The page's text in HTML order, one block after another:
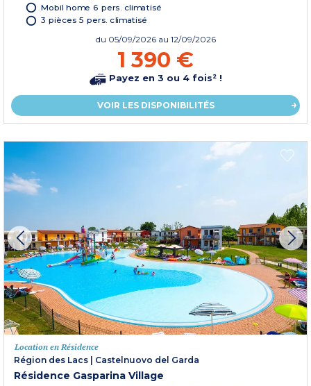
Mobil home 6 pers. climatisé
3 pièces 5 pers. climatisé
du 05/09/2026 au 12/09/2026
1 390 €
Payez en 3 ou 4 fois² !
VOIR LES DISPONIBILITÉS
Location en Résidence
Région des Lacs
Castelnuovo del Garda
Résidence Gasparina Village